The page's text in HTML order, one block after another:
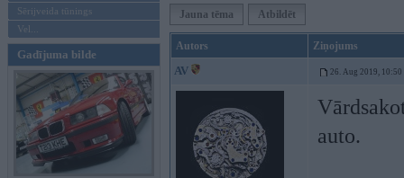
Sērijveida tūnings
Vel...
Gadījuma bilde
Jauna tēma Atbildēt
Autors Ziņojums
AV 26. Aug 2019, 10:50
auto.